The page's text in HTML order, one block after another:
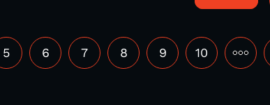
5 6 7 8 9 10 •••